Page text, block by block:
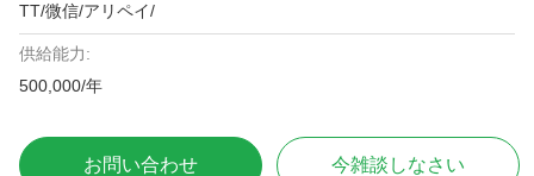
TT/微信/アリペイ/
供給能力:
500,000/年
お問い合わせ 今雑談しなさい